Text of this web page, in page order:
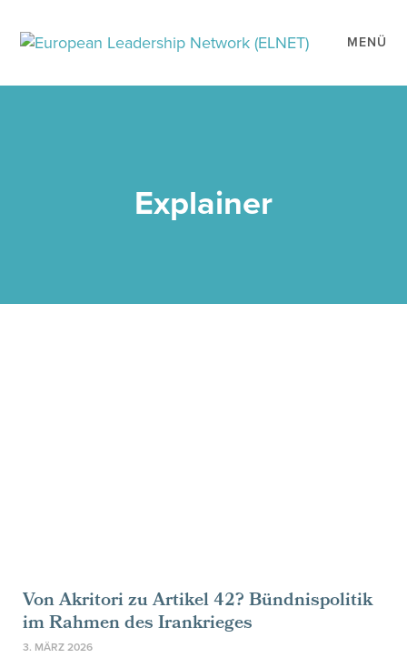
MENÜ
Explainer
Von Akritori zu Artikel 42? Bündnispolitik
im Rahmen des Irankrieges
3. MÄRZ 2026